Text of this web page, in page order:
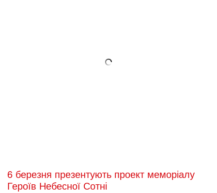
6 березня презентують проект меморіалу
Героїв Небесної Сотні